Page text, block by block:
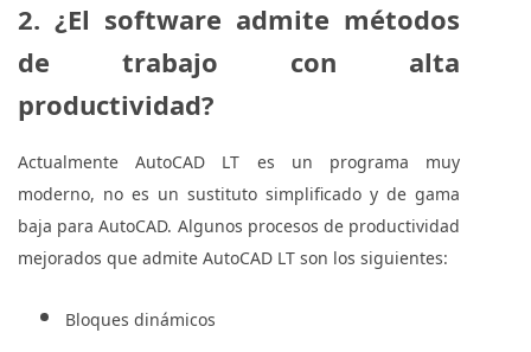
2. ¿El software admite métodos
de trabajo con alta
productividad?
Actualmente AutoCAD LT es un programa muy
moderno, no es un sustituto simplificado y de gama
baja para AutoCAD. Algunos procesos de productividad
mejorados que admite AutoCAD LT son los siguientes:
Bloques dinámicos